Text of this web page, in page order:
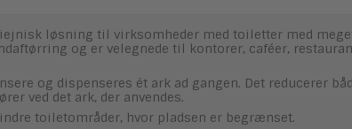
løsning til virksomheder med toiletter med
og er velegnede til kontorer, caféer,
og dispenseres ét ark ad gangen. Det reducerer
ved det ark, der anvendes.
toiletområder, hvor pladsen er begrænset.